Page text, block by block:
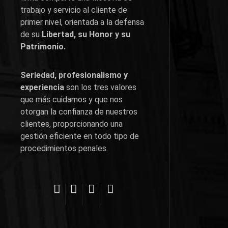
trabajo y servicio al cliente de
primer nivel, orientada a la defensa
de su Libertad, su Honor y su
Patrimonio.
Seriedad, profesionalismo y
experiencia son los tres valores
que más cuidamos y que nos
otorgan la confianza de nuestros
clientes, proporcionando una
gestión eficiente en todo tipo de
procedimientos penales.